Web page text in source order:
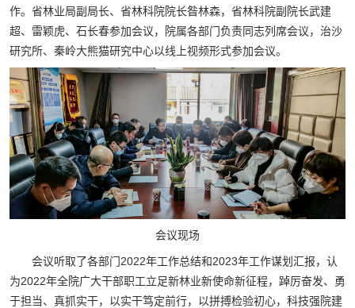
作。省林业局副局长、省林科院院长昝林森，省林科院副院长武建
超、雷颖虎、石长春参加会议，院属各部门负责同志列席会议，治沙
研究所、秦岭大熊猫研究中心以线上视频形式参加会议。
会议现场
会议听取了各部门2022年工作总结和2023年工作谋划汇报，认
为2022年全院广大干部职工立足新林业新使命新征程，踔厉奋发、勇
于担当、真抓实干，以实干笃定前行，以拼搏检验初心，科技强院建